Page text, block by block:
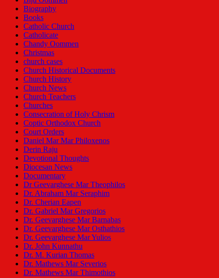
Biography
Books
Catholic Church
Catholicate
Chandy Oommen
Christmas
church cases
Church Historical Documents
Church History
Church News
Church Teachers
Churches
Consecration of Holy Chrism
Coptic Orthodox Church
Court Orders
Daniel Mar Mar Philoxenos
Derin Raju
Devotional Thoughts
Diocesan News
Documentary
Dr Geevarghese Mar Theophilos
Dr. Abraham Mar Seraphim
Dr. Cherian Eapen
Dr. Gabriel Mar Gregorios
Dr. Geevarghese Mar Barnabas
Dr. Geevarghese Mar Osthathios
Dr. Geevarghese Mar Yulios
Dr. John Kunnathu
Dr. M. Kurian Thomas
Dr. Mathews Mar Severios
Dr. Mathews Mar Thimothios